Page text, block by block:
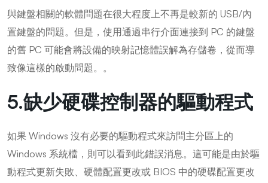
與鍵盤相關的軟體問題在很大程度上不再是較新的 USB/內
置鍵盤的問題。但是，使用通過串行介面連接到 PC 的鍵盤
的舊 PC 可能會將設備的映射記憶體誤解為存儲卷，從而導
致像這樣的啟動問題。。
5.缺少硬碟控制器的驅動程式
如果 Windows 沒有必要的驅動程式來訪問主分區上的
Windows 系統檔，則可以看到此錯誤消息。這可能是由於驅
動程式更新失敗、硬體配置更改或 BIOS 中的硬碟配置更改